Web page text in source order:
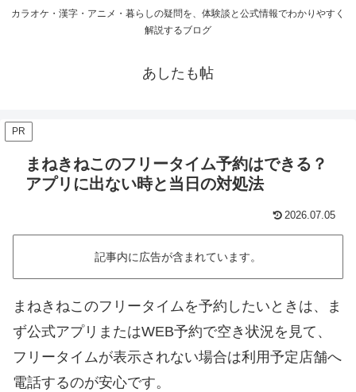
カラオケ・漢字・アニメ・暮らしの疑問を、体験談と公式情報でわかりやすく
解説するブログ
あしたも帖
PR
まねきねこのフリータイム予約はできる？
アプリに出ない時と当日の対処法
2026.07.05
記事内に広告が含まれています。
まねきねこのフリータイムを予約したいときは、ま
ず公式アプリまたはWEB予約で空き状況を見て、
フリータイムが表示されない場合は利用予定店舗へ
電話するのが安心です。